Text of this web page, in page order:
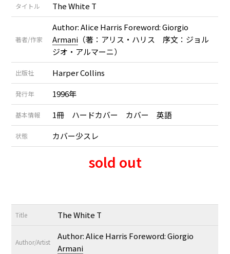
タイトル The White T
著者/作家
Author: Alice Harris Foreword: Giorgio
Armani （著：アリス・ハリス 序文：ジョル
ジオ・アルマーニ）
出版社 Harper Collins
発行年 1996年
基本情報 1冊 ハードカバー カバー 英語
状態 カバー少スレ
sold out
Title The White T
Author/Artist
Author: Alice Harris Foreword: Giorgio
Armani